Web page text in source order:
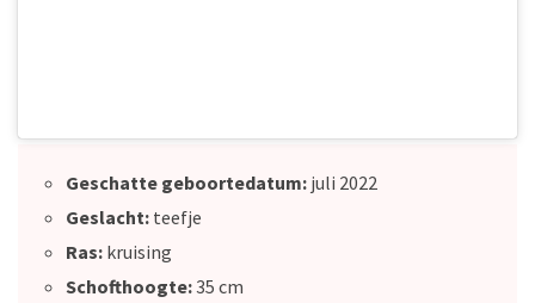
Geschatte geboortedatum: juli 2022
Geslacht: teefje
Ras: kruising
Schofthoogte:35 cm